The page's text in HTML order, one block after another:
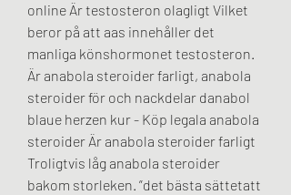
online Är testosteron olagligt Vilket
beror på att aas innehåller det
manliga könshormonet testosteron.
Är anabola steroider farligt, anabola
steroider för och nackdelar danabol
blaue herzen kur - Köp legala anabola
steroider Är anabola steroider farligt
Troligtvis låg anabola steroider
bakom storleken. ”det bästa sättetatt